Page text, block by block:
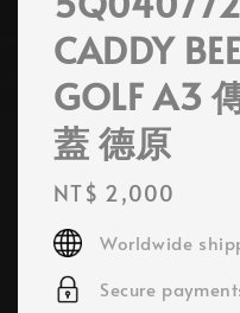
CADDY
GOLF A3
蓋 德原
Regular
price
NT$ 2,000
Worldwide
Secure